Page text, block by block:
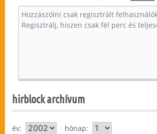
hirblock archívum
év: hónap: